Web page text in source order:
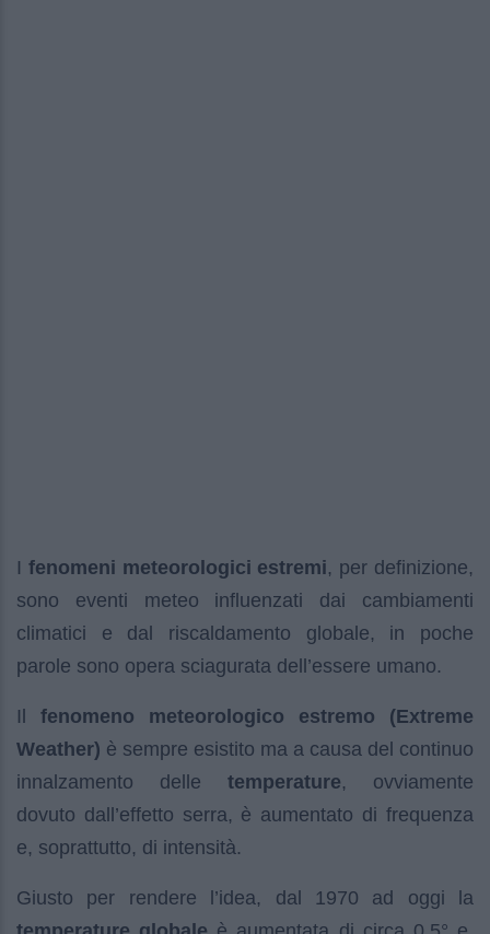
I fenomeni meteorologici estremi, per definizione,
sono eventi meteo influenzati dai cambiamenti
climatici e dal riscaldamento globale, in poche
parole sono opera sciagurata dell’essere umano.
Il fenomeno meteorologico estremo (Extreme
Weather) è sempre esistito ma a causa del continuo
innalzamento delle temperature, ovviamente
dovuto dall’effetto serra, è aumentato di frequenza
e, soprattutto, di intensità.
Giusto per rendere l’idea, dal 1970 ad oggi la